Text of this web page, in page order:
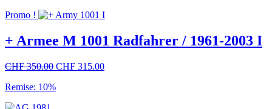
Promo !
+ Armee M 1001 Radfahrer / 1961-2003 I
CHF350.00 Le
initial
CHF 315.00Le
Remise: 10%